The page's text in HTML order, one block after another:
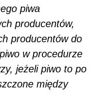
piwa
producentów,
producentów do
w procedurze
jeżeli piwo to po
między